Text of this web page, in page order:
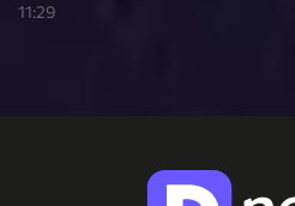
11:29